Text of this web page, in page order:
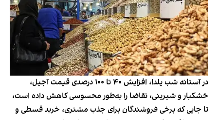
در آستانه شب یلدا، افزایش ۴۰ تا ۱۰۰ درصدی قیمت آجیل،
خشکبار و شیرینی، تقاضا را به‌طور محسوسی کاهش داده است،
تا جایی که برخی فروشندگان برای جذب مشتری، خرید قسطی و